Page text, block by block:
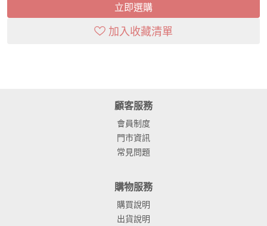
立即選購
加入收藏清單
顧客服務
會員制度
門市資訊
常見問題
購物服務
購買說明
出貨說明